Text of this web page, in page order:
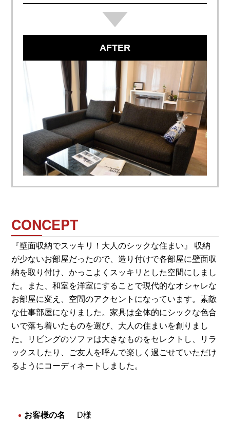
AFTER
CONCEPT
『壁面収納でスッキリ！大人のシックな住まい』 収納
が少ないお部屋だったので、造り付けで各部屋に壁面収
納を取り付け、かっこよくスッキリとした空間にしまし
た。また、和室を洋室にすることで現代的なオシャレな
お部屋に変え、空間のアクセントになっています。素敵
な仕事部屋になりました。家具は全体的にシックな色合
いで落ち着いたものを選び、大人の住まいを創りまし
た。リビングのソファは大きなものをセレクトし、リラ
ックスしたり、ご友人を呼んで楽しく過ごせていただけ
るようにコーディネートしました。
お客様の名
D様